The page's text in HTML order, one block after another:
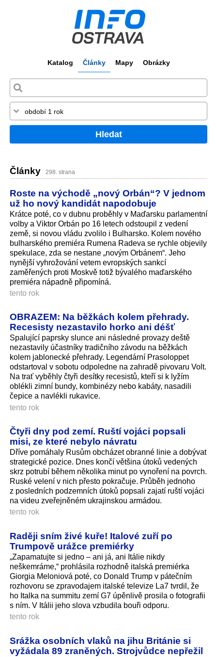
Katalog Články Mapy Obrázky
Hledat
Články 298. strana
Roste na východě „nový Orbán“? V jednom
už ho nový kandidát napodobuje
Krátce poté, co v dubnu proběhly v Maďarsku parlamentní
volby a Viktor Orbán po 16 letech odstoupil z vedení
země, si novou vládu zvolilo i Bulharsko. Kolem nového
bulharského premiéra Rumena Radeva se rychle objevily
spekulace, zda se nestane „novým Orbánem“. Jeho
nynější vyhrožování vetem evropských sankcí
zaměřených proti Moskvě totiž bývalého maďarského
premiéra nápadně připomíná.
tento rok
OBRAZEM: Na běžkách kolem přehrady.
Recesisty nezastavilo horko ani déšť
Spalující paprsky slunce ani následné provazy deště
nezastavily účastníky tradičního závodu na běžkách
kolem jablonecké přehrady. Legendární Prasoloppet
odstartoval v sobotu odpoledne na zahradě pivovaru Volt.
Na trať vyběhly čtyři desítky recesistů, kteří si k lyžím
oblékli zimní bundy, kombinézy nebo kabáty, nasadili
čepice a navlékli rukavice.
tento rok
Čtyři dny pod zemí. Ruští vojáci popsali
misi, ze které nebylo návratu
Dříve pomáhaly Rusům obcházet obranné linie a dobývat
strategické pozice. Dnes končí většina útoků vedených
skrz potrubí během několika minut po vynoření na povrch.
Ruské velení v nich přesto pokračuje. Průběh jednoho
z posledních podzemních útoků popsali zajatí ruští vojáci
na videu zveřejněném ukrajinskou armádou.
tento rok
Raději sním živé kuře! Italové zuří po
Trumpově urážce premiérky
„Zapamatujte si jedno – ani já, ani Itálie nikdy
neškemráme,“ prohlásila rozhodně italská premiérka
Giorgia Meloniová poté, co Donald Trump v pátečním
rozhovoru se zpravodajem italské televize La7 tvrdil, že
ho Italka na summitu zemí G7 úpěnlivě prosila o fotografii
s ním. V Itálii jeho slova vzbudila bouři odporu.
tento rok
Srážka osobních vlaků na jihu Británie si
vyžádala 89 zraněných. Strojvůdce nepřežil